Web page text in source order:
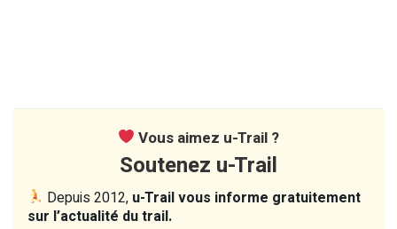
Vous aimez u-Trail ?
Soutenez u-Trail
Depuis 2012, u-Trail vous informe gratuitement
sur l’actualité du trail.